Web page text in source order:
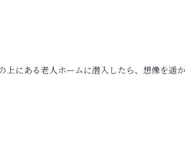
にある老人ホームに潜入したら、想像を遥